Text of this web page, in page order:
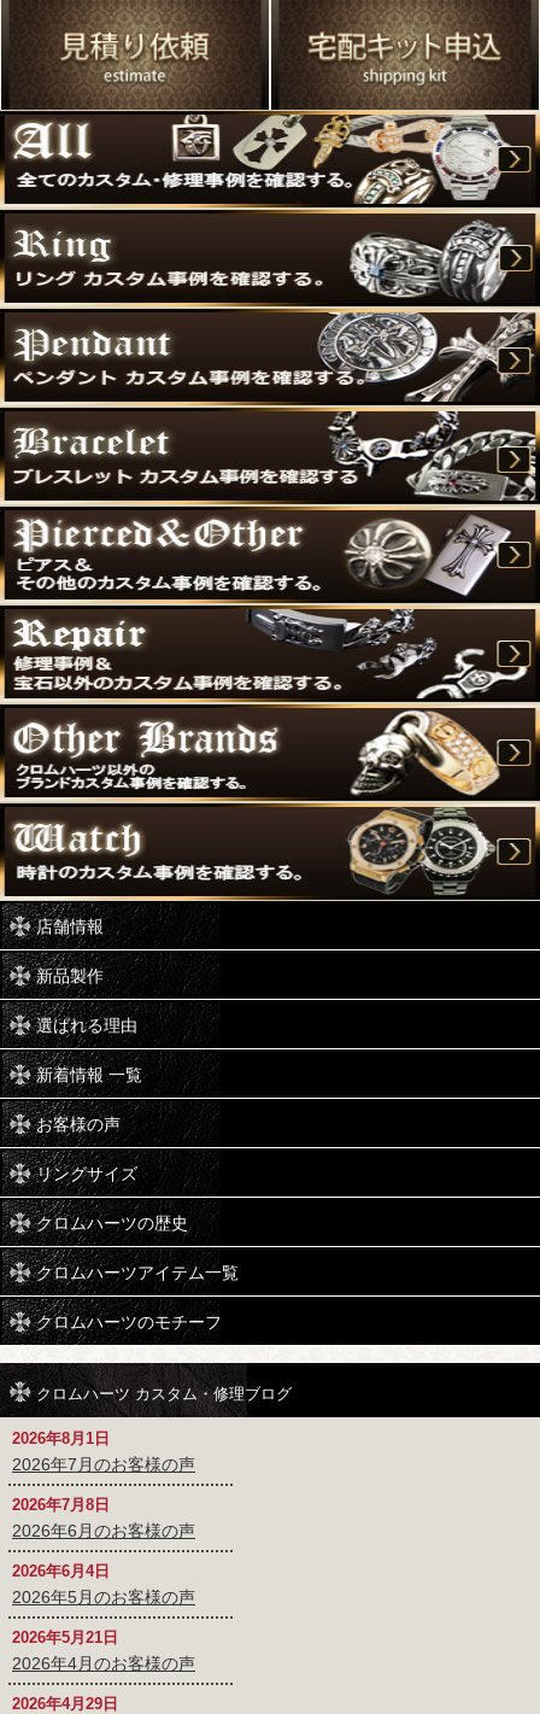
店舗情報
新品製作
選ばれる理由
新着情報 一覧
お客様の声
リングサイズ
クロムハーツの歴史
クロムハーツアイテム一覧
クロムハーツのモチーフ
クロムハーツ カスタム・修理ブログ
2026年8月1日
2026年7月のお客様の声
2026年7月8日
2026年6月のお客様の声
2026年6月4日
2026年5月のお客様の声
2026年5月21日
2026年4月のお客様の声
2026年4月29日